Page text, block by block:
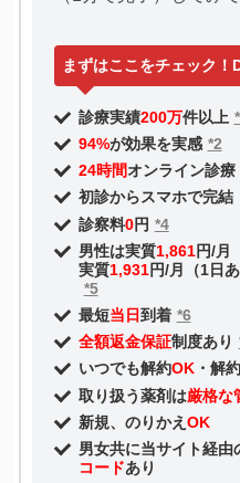
まずはここをチェック！
診療実績200万件以上
94%が効果を実感 *2
24時間オンライン診療
初診からスマホで完結
診察料0円 *4
男性は実質1,861円/月
実質1,931円/月（1日
*5
最短当日到着 *6
全額返金保証制度あり
いつでも解約OK・解
取り扱う薬剤は厳格な
新規、のりかえ OK
男女共に当サイト経由
コードあり